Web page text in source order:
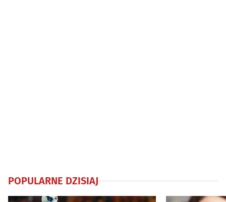
POPULARNE DZISIAJ